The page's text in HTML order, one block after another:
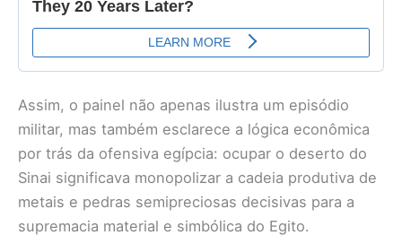
Assim, o painel não apenas ilustra um episódio
militar, mas também esclarece a lógica econômica
por trás da ofensiva egípcia: ocupar o deserto do
Sinai significava monopolizar a cadeia produtiva de
metais e pedras semipreciosas decisivas para a
supremacia material e simbólica do Egito.